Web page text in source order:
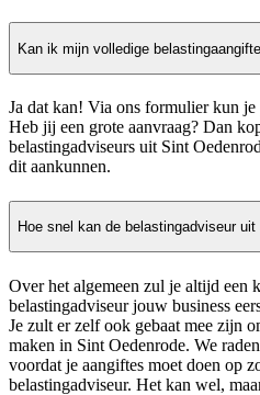
Kan ik mijn volledige
Ja dat kan! Via ons formulier kun
Heb jij een grote aanvraag? Dan
belastingadviseurs uit Sint
dit aankunnen.
Hoe snel kan de belastingadviseur
Over het algemeen zul je altijd een
belastingadviseur jouw business
Je zult er zelf ook gebaat mee zijn
maken in Sint Oedenrode. We
voordat je aangiftes moet doen op
belastingadviseur. Het kan wel,